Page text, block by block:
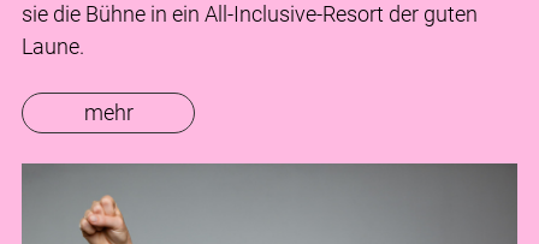
sie die Bühne in ein All-Inclusive-Resort der guten
Laune.
mehr